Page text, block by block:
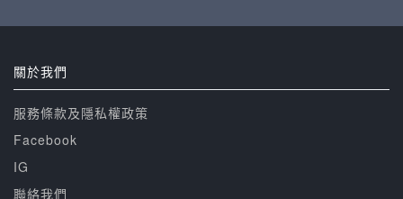
關於我們
服務條款及隱私權政策
Facebook
IG
聯絡我們